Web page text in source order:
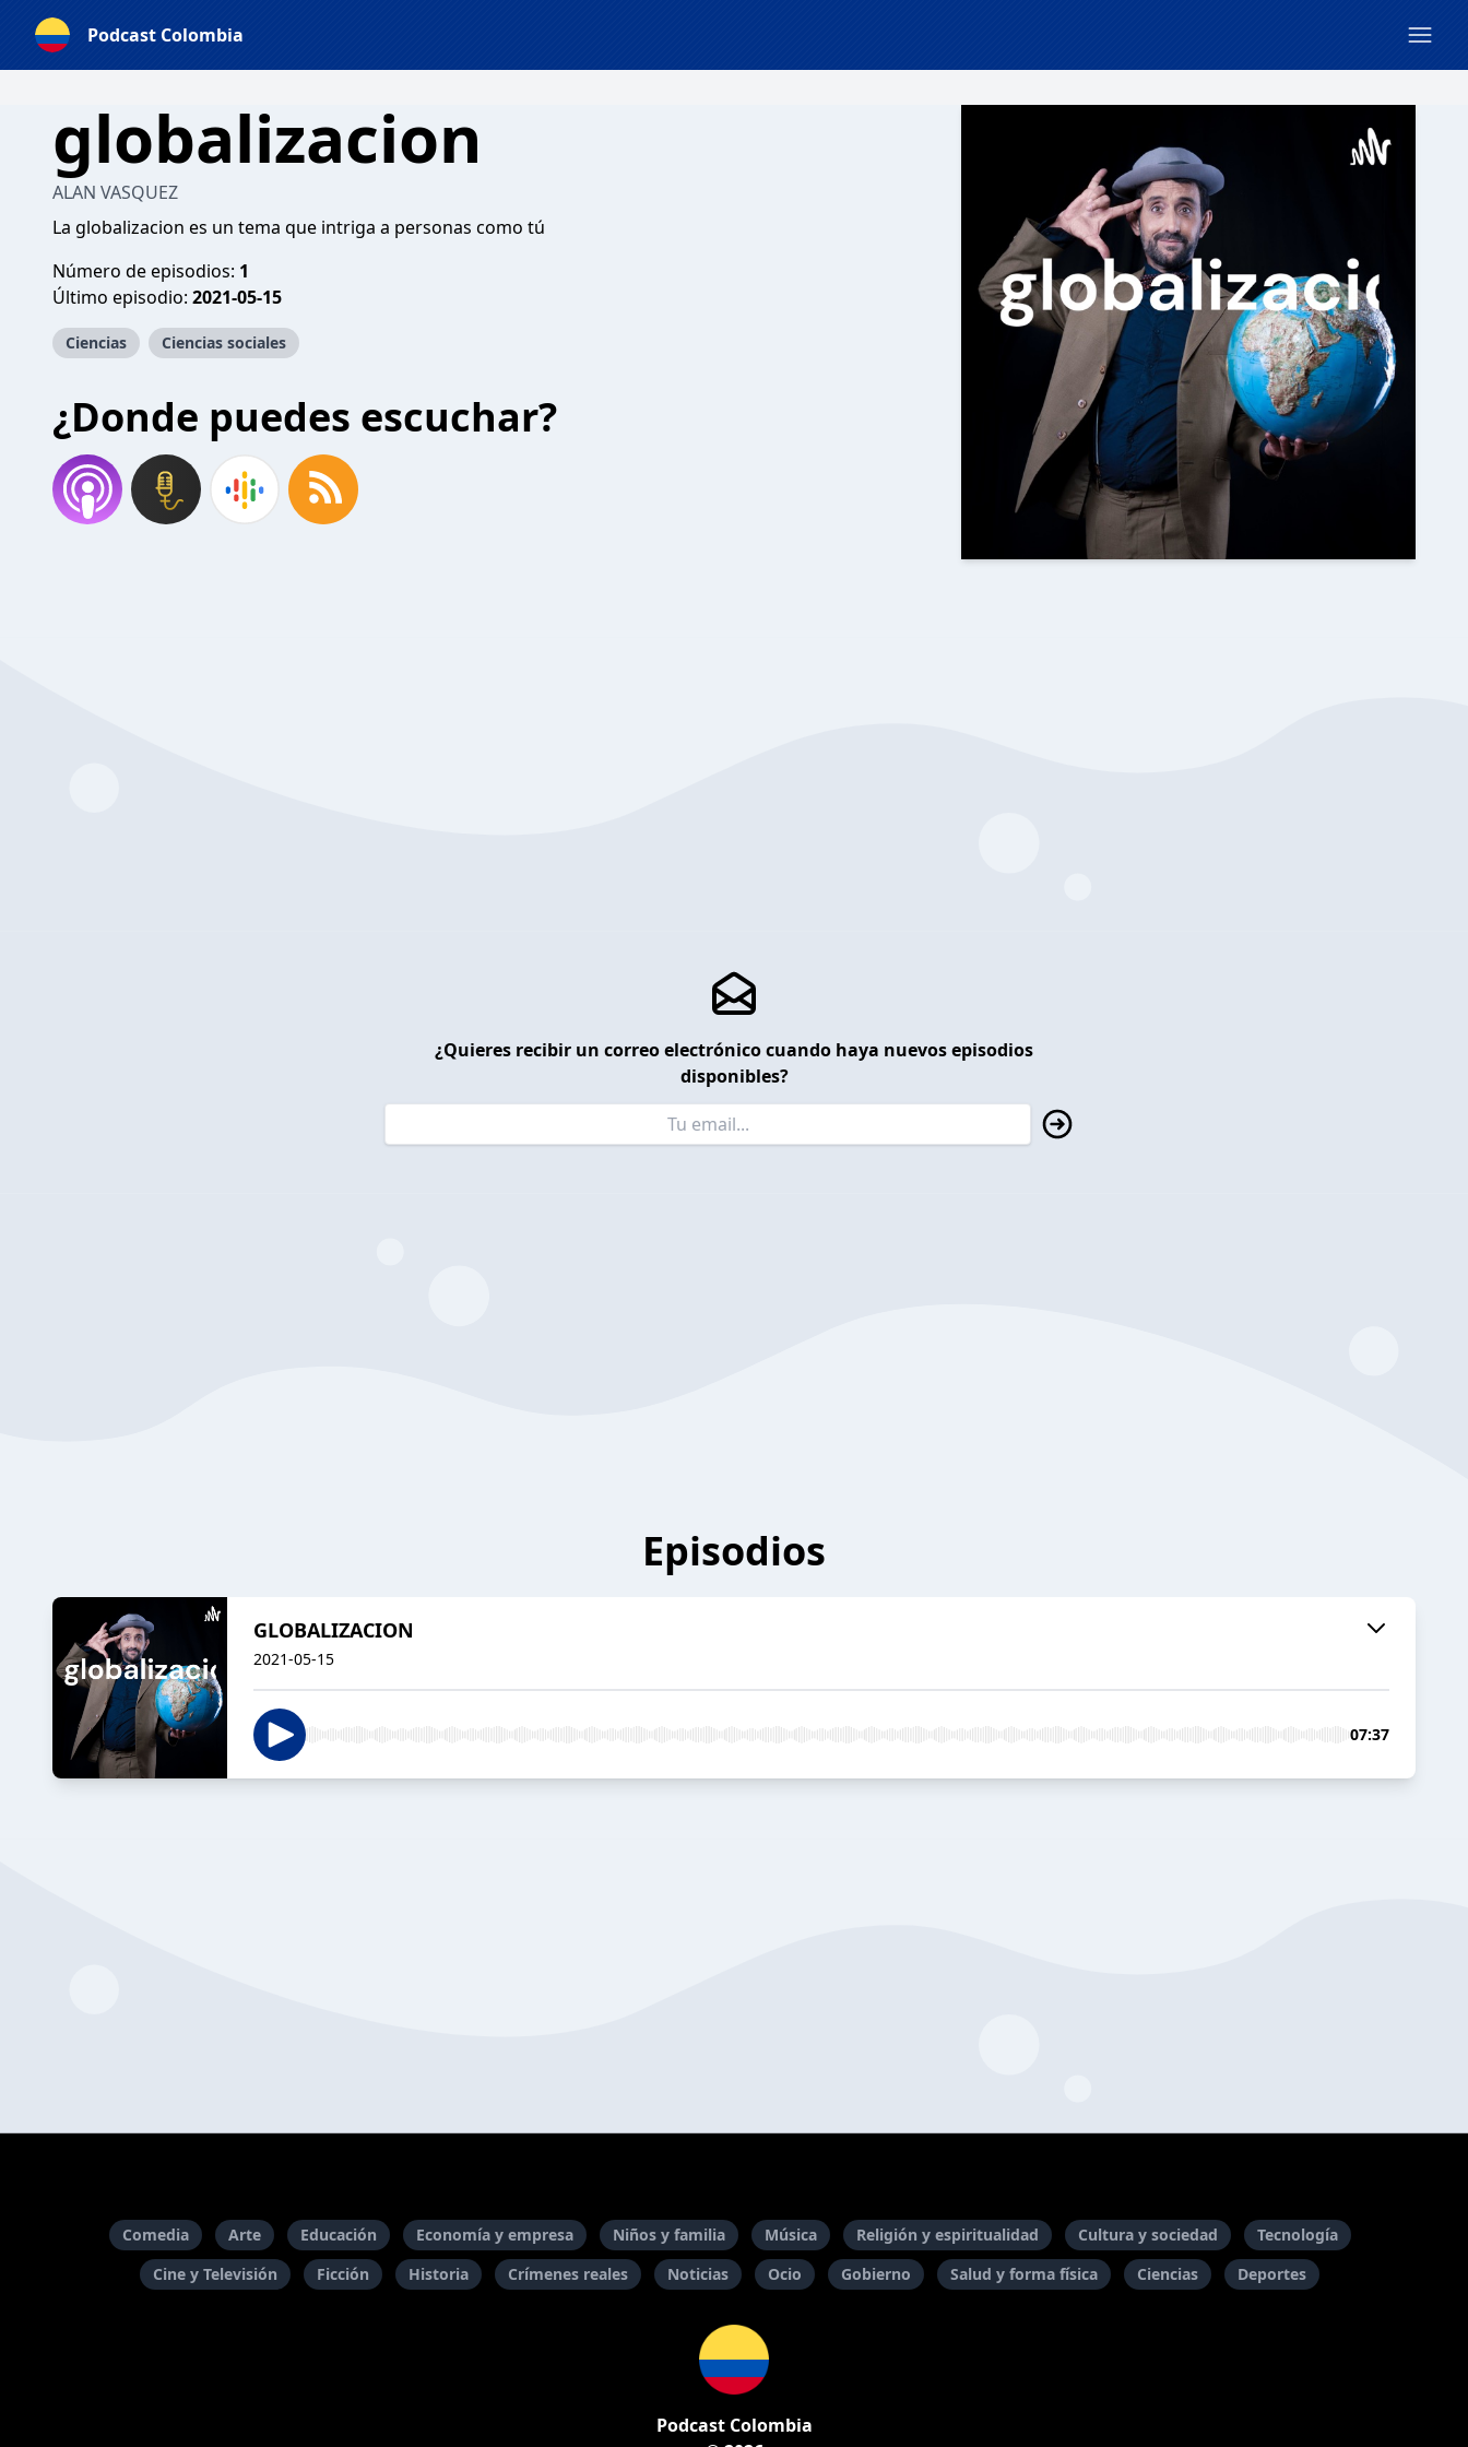
Podcast Colombia
globalizacion
ALAN VASQUEZ
La globalizacion es un tema que intriga a personas como tú
Número de episodios: 1
Último episodio: 2021-05-15
Ciencias Ciencias sociales
¿Donde puedes escuchar?
¿Quieres recibir un correo electrónico cuando haya nuevos episodios
disponibles?
Episodios
GLOBALIZACION
2021-05-15
07:37
Comedia Arte Educación Economía y empresa Niños y familia Música Religión y espiritualidad Cultura y sociedad
Tecnología
Cine y Televisión
Ficción Historia Crímenes reales Noticias Ocio Gobierno Salud y forma física Ciencias Deportes
Podcast Colombia